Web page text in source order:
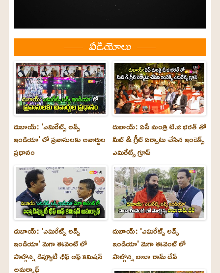
వీడియోలు
దుబాయ్: 'ఎమిరేట్స్ లవ్స్
ఇండియా' లో ప్రవాసులకు అవార్డుల
ప్రధానం
దుబాయ్: ఏపీ మంత్రి టి.జి భరత్ తో
మీట్ & గ్రీట్ ఏర్పాటు చేసిన ఇండెక్స్
ఎమిరేట్స్ గ్రూప్
దుబాయ్‌: 'ఎమిరేట్స్ లవ్స్
ఇండియా' మెగా ఈవెంట్ లో
పాల్గొన్న డిప్యూటీ ఛీఫ్ ఆఫ్ కమిషన్
అమర్నాథ్
దుబాయ్‌: 'ఎమిరేట్స్ లవ్స్
ఇండియా' మెగా ఈవెంట్ లో
పాల్గొన్న బాబా రామ్ దేవ్